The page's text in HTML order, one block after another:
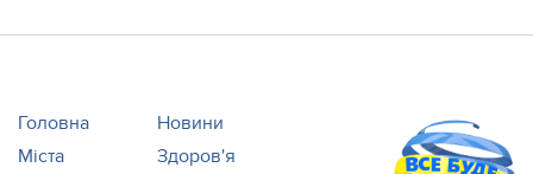
Головна
Новини
Міста
Здоров'я